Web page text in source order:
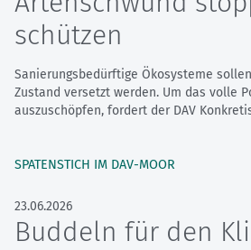
schützen
Sanierungsbedürftige Ökosysteme
Zustand versetzt werden. Um das volle
auszuschöpfen, fordert der DAV
SPATENSTICH IM DAV-MOOR
23.06.2026
Buddeln für den